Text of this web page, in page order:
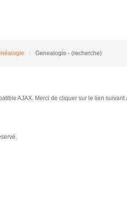
/ Genealogie - (recherche)
AJAX. Merci de cliquer sur le lien